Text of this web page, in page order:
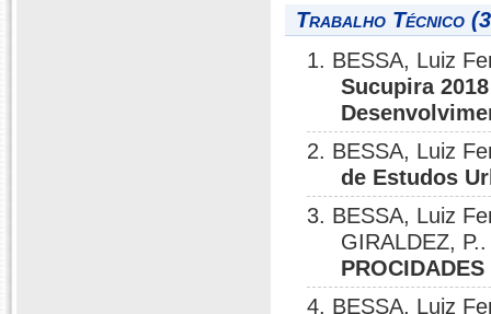
Trabalho Técnico
1. BESSA, Luiz
Sucupira
2. BESSA, Luiz
de Estudos
3. BESSA, Luiz
GIRALDEZ,
4. BESSA, Luiz